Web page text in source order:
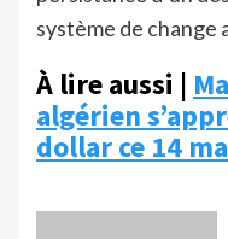
système de change
À lire aussi |
algérien
dollar ce 14